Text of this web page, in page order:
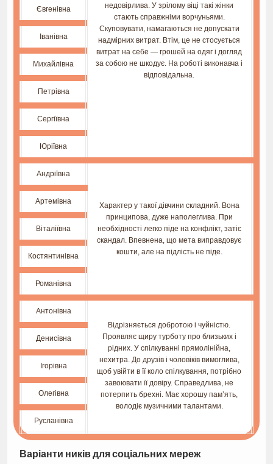
недовірлива. У зрілому віці такі жінки
стають справжніми ворчуньями.
Скуповувати, намагаються не допускати
надмірних витрат. Втім, це не стосується
витрат на себе — грошей на одяг і догляд
за собою не шкодує. На роботі виконавча і
відповідальна.
Євгенівна
Іванівна
Михайлівна
Петрівна
Сергіївна
Юріївна
Андріївна
Характер у такої дівчини складний. Вона
принципова, дуже наполеглива. При
необхідності легко піде на конфлікт, затіє
скандал. Впевнена, що мета виправдовує
кошти, але на підлість не піде.
Артемівна
Віталіївна
Костянтинівна
Романівна
Антонівна
Відрізняється добротою і чуйністю.
Проявляє щиру турботу про близьких і
рідних. У спілкуванні прямолінійна,
нехитра. До друзів і чоловіків вимоглива,
щоб увійти в її коло спілкування, потрібно
завоювати її довіру. Справедлива, не
потерпить брехні. Має хорошу пам’ять,
володіє музичними талантами.
Денисівна
Ігорівна
Олегівна
Русланівна
Варіанти ників для соціальних мереж